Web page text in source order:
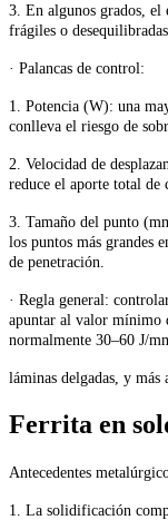
3. En algunos grados,
frágiles o
· Palancas de control:
1. Potencia (W): una
conlleva el riesgo de
2. Velocidad de
reduce el aporte total de
3. Tamaño del punto
los puntos más grandes
de penetración.
· Regla general:
apuntar al valor mínimo
normalmente 30–60 J/
láminas delgadas, y más
Ferrita en
Antecedentes
1. La solidificación